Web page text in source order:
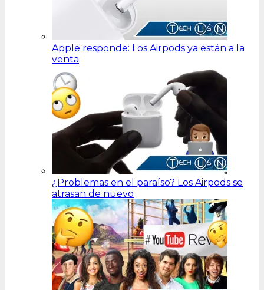
Apple responde: Los Airpods ya están a la
venta
¿Problemas en el paraíso? Los Airpods se
atrasan de nuevo